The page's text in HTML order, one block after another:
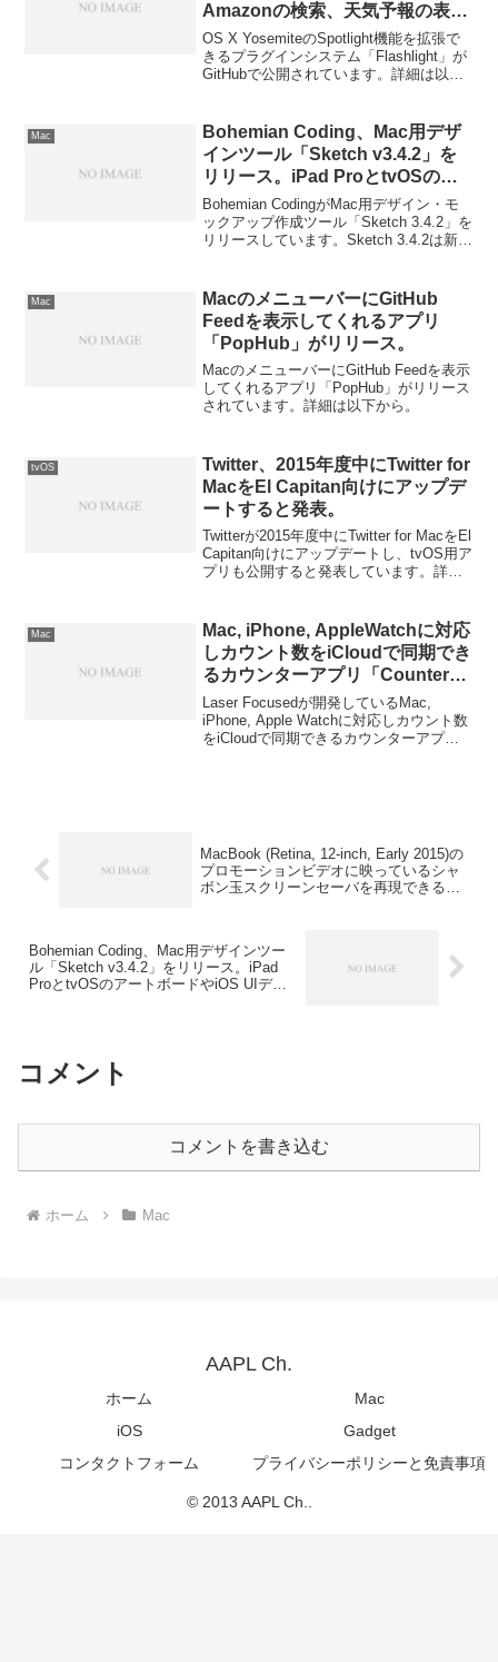
Amazonの検索、天気予報の表示
などが可能なプラグインシステム
「Flashlight」がGitHubで公開。
OS X YosemiteのSpotlight機能を拡張で
きるプラグインシステム「Flashlight」が
GitHubで公開されています。詳細は以下
Mac
Bohemian Coding、Mac用デザ
インツール「Sketch v3.4.2」を
リリース。iPad ProとtvOSのア
ートボードやiOS UIデザインテン
プレートがアップデート。
Bohemian CodingがMac用デザイン・モ
ックアップ作成ツール「Sketch 3.4.2」を
リリースしています。Sketch 3.4.2は新た
がv3.0へアップデートされています。
Mac
MacのメニューバーにGitHub
Feedを表示してくれるアプリ
「PopHub」がリリース。
MacのメニューバーにGitHub Feedを表示
してくれるアプリ「PopHub」がリリース
されています。詳細は以下から。
tvOS
Twitter、2015年度中にTwitter for
MacをEl Capitan向けにアップデ
ートすると発表。
Twitterが2015年度中にTwitter for MacをEl
Capitan向けにアップデートし、tvOS用ア
プリも公開すると発表しています。詳細
Mac
Mac, iPhone, AppleWatchに対応
しカウント数をiCloudで同期でき
るカウンターアプリ「Counter」
が無料セール中。
Laser Focusedが開発しているMac,
iPhone, Apple Watchに対応しカウント数
をiCloudで同期できるカウンターアプリ
MacBook (Retina, 12-inch, Early 2015)の
プロモーションビデオに映っているシャ
ボン玉スクリーンセーバを再現できる
Bohemian Coding、Mac用デザインツー
ル「Sketch v3.4.2」をリリース。iPad
ProとtvOSのアートボードやiOS UIデザ
コメント
コメントを書き込む
ホーム Mac
AAPL Ch.
ホーム
Mac
iOS
Gadget
コンタクトフォーム
プライバシーポリシーと免責事項
© 2013 AAPL Ch..